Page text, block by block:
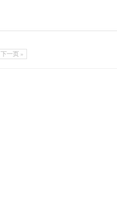
下一页 »